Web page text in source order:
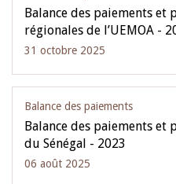
Balance des paiements
régionales de l’UEMOA -
31 octobre 2025
Balance des paiements
Balance des paiements
du Sénégal - 2023
06 août 2025